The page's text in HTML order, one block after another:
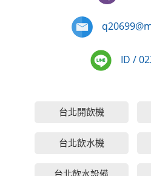
ID /
台北開飲機
台北飲水機
台北飲水設備